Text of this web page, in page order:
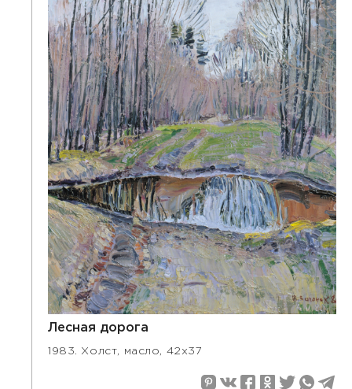
Лесная дорога
1983. Холст, масло, 42х37